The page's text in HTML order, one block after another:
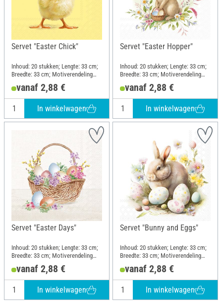
Servet "Easter Chick"
Inhoud: 20 stukken; Lengte: 33 cm;
Breedte: 33 cm; Motiverendeling
kwartmotief; Materiaal: Papier
vanaf 2,88 €
In winkelwagen
Servet "Easter Hopper"
Inhoud: 20 stukken; Lengte: 33 cm;
Breedte: 33 cm; Motiverendeling
kwartmotief; Materiaal: Papier
vanaf 2,88 €
In winkelwagen
Servet "Easter Days"
Inhoud: 20 stukken; Lengte: 33 cm;
Breedte: 33 cm; Motiverendeling
kwartmotief; Materiaal: Papier
vanaf 2,88 €
In winkelwagen
Servet "Bunny and Eggs"
Inhoud: 20 stukken; Lengte: 33 cm;
Breedte: 33 cm; Motiverendeling
kwartmotief; Materiaal: Papier
vanaf 2,88 €
In winkelwagen